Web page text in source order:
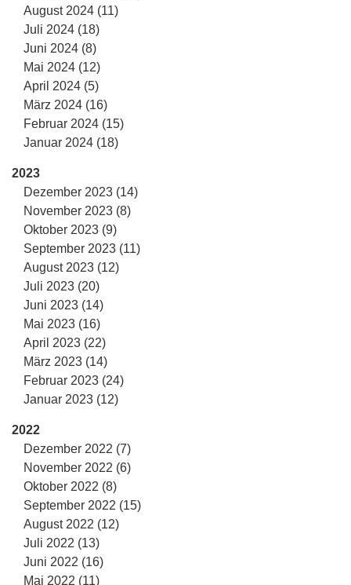
August 2024 (11)
Juli 2024 (18)
Juni 2024 (8)
Mai 2024 (12)
April 2024 (5)
März 2024 (16)
Februar 2024 (15)
Januar 2024 (18)
2023
Dezember 2023 (14)
November 2023 (8)
Oktober 2023 (9)
September 2023 (11)
August 2023 (12)
Juli 2023 (20)
Juni 2023 (14)
Mai 2023 (16)
April 2023 (22)
März 2023 (14)
Februar 2023 (24)
Januar 2023 (12)
2022
Dezember 2022 (7)
November 2022 (6)
Oktober 2022 (8)
September 2022 (15)
August 2022 (12)
Juli 2022 (13)
Juni 2022 (16)
Mai 2022 (11)